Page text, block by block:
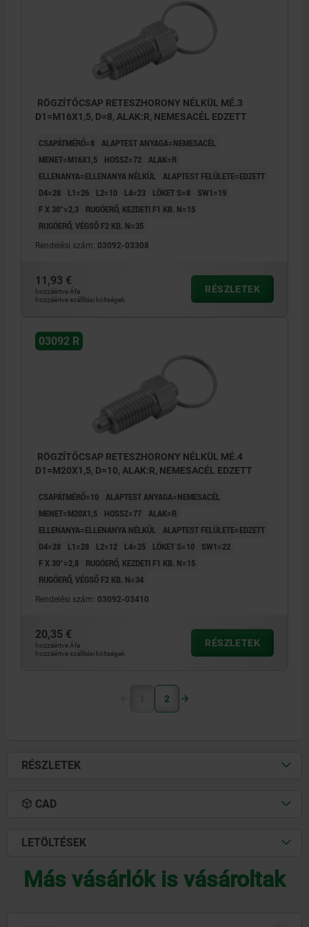
RÖGZÍTŐCSAP RETESZHORONY NÉLKÜL MÉ.3
D1=M16X1,5, D=8, ALAK:R, NEMESACÉL EDZETT
CSAPÁTMÉRŐ=8 ALAPTEST ANYAGA=NEMESACÉL
MENET=M16X1,5
HOSSZ=72 ALAK=R
ELLENANYA=ELLENANYA NÉLKÜL ALAPTEST FELÜLETE=EDZETT
D4=28
L1=26 L2=10 L4=23 LÖKET S=8
SW1=19
F X 30°=2,3
RUGÓERŐ, KEZDETI F1 KB. N=15
RUGÓERŐ, VÉGSŐ F2 KB. N=35
Rendelési szám: 03092-03308
11,93 €
hozzáértve Áfa
hozzáértve szállítási költségek
RÉSZLETEK
03092 R
RÖGZÍTŐCSAP RETESZHORONY NÉLKÜL MÉ.4
D1=M20X1,5, D=10, ALAK:R, NEMESACÉL EDZETT
CSAPÁTMÉRŐ=10 ALAPTEST ANYAGA=NEMESACÉL
MENET=M20X1,5
HOSSZ=77 ALAK=R
ELLENANYA=ELLENANYA NÉLKÜL ALAPTEST FELÜLETE=EDZETT
D4=28
L1=28 L2=12 L4=25 LÖKET S=10
SW1=22
F X 30°=2,8
RUGÓERŐ, KEZDETI F1 KB. N=15
RUGÓERŐ, VÉGSŐ F2 KB. N=34
Rendelési szám: 03092-03410
20,35 €
hozzáértve Áfa
hozzáértve szállítási költségek
RÉSZLETEK
1 2
RÉSZLETEK
CAD
LETÖLTÉSEK
Más vásárlók is vásároltak